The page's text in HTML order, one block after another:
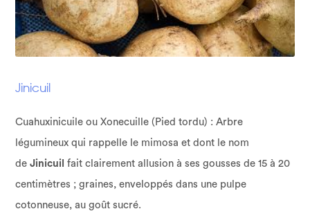
Jinicuil
Cuahuxinicuile ou Xonecuille (Pied tordu) : Arbre
légumineux qui rappelle le mimosa et dont le nom
deJinicuil fait clairement allusion à ses gousses de 15 à 20
centimètres ; graines, enveloppés dans une pulpe
cotonneuse, au goût sucré.